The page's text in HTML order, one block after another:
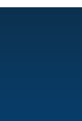
забирается из
через песок
бассейн
забирается из
ТОКОМ в
и